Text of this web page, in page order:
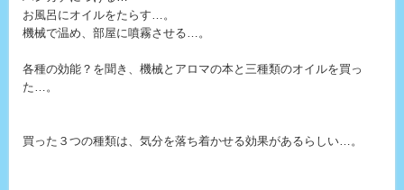
お風呂にオイルをたらす…。
機械で温め、部屋に噴霧させる…。
各種の効能？を聞き、機械とアロマの本と三種類のオイルを買っ
た…。
買った３つの種類は、気分を落ち着かせる効果があるらしい…。